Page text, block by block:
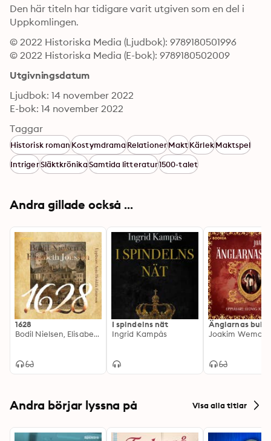
Den här titeln har tidigare varit utgiven som en del i
Uppkomlingen.
© 2022 Historiska Media (Ljudbok): 9789180501996
© 2022 Historiska Media (E-bok): 9789180502009
Utgivningsdatum
Ljudbok: 14 november 2022
E-bok: 14 november 2022
Taggar
Historisk romanKostymdramaRelationerMaktKärlekMaktspel
IntrigerSläktkrönikaSamtida litteratur1500-talet
Andra gillade också ...
1628
Bodil Nielsen, Elisabeth Jonsson
I spindelns nät
Ingrid Kampås
Änglarnas bukt
Joakim Weman
Andra börjar lyssna på Visa alla titlar